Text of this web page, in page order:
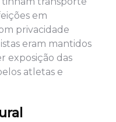
em
privacidade
eram mantidos
exposição das
atletas e